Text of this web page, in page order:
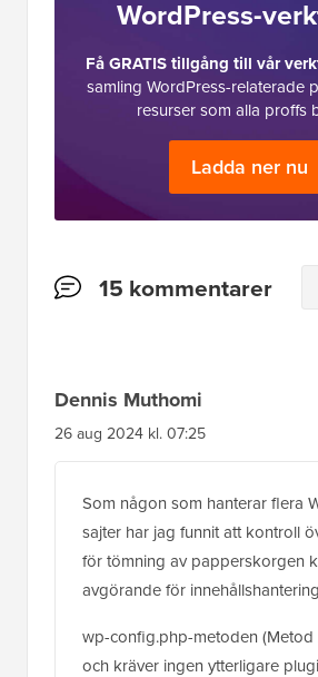
WordPress-
Få GRATIS tillgång till vår
samling WordPress-relaterade
resurser som alla proffs
Ladda ner nu
Läsarnas15 kommentarer
Dennis Muthomi
26 aug 2024 kl. 07:25
Som någon som hanterar flera
sajter har jag funnit att kontroll
för tömning av papperskorgen
avgörande för
wp-config.php-metoden (Metod
och kräver ingen ytterligare